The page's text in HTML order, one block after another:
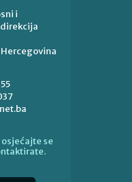
i
Hercegovina
se